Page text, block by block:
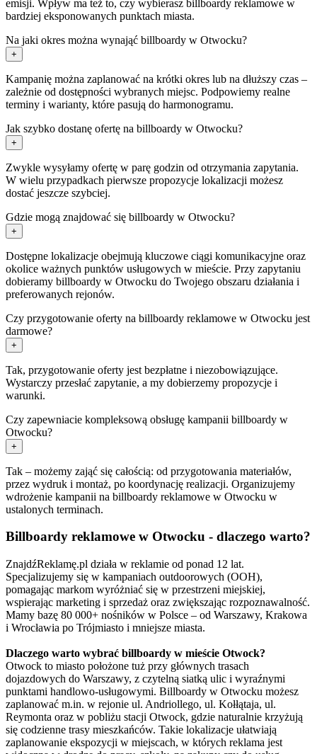
emisji. Wpływ ma też to, czy wybierasz billboardy reklamowe w
bardziej eksponowanych punktach miasta.
Na jaki okres można wynająć billboardy w Otwocku?
+
Kampanię można zaplanować na krótki okres lub na dłuższy czas –
zależnie od dostępności wybranych miejsc. Podpowiemy realne
terminy i warianty, które pasują do harmonogramu.
Jak szybko dostanę ofertę na billboardy w Otwocku?
+
Zwykle wysyłamy ofertę w parę godzin od otrzymania zapytania.
W wielu przypadkach pierwsze propozycje lokalizacji możesz
dostać jeszcze szybciej.
Gdzie mogą znajdować się billboardy w Otwocku?
+
Dostępne lokalizacje obejmują kluczowe ciągi komunikacyjne oraz
okolice ważnych punktów usługowych w mieście. Przy zapytaniu
dobieramy billboardy w Otwocku do Twojego obszaru działania i
preferowanych rejonów.
Czy przygotowanie oferty na billboardy reklamowe w Otwocku jest
darmowe?
+
Tak, przygotowanie oferty jest bezpłatne i niezobowiązujące.
Wystarczy przesłać zapytanie, a my dobierzemy propozycje i
warunki.
Czy zapewniacie kompleksową obsługę kampanii billboardy w
Otwocku?
+
Tak – możemy zająć się całością: od przygotowania materiałów,
przez wydruk i montaż, po koordynację realizacji. Organizujemy
wdrożenie kampanii na billboardy reklamowe w Otwocku w
ustalonych terminach.
Billboardy reklamowe w Otwocku - dlaczego warto?
ZnajdźReklamę.pl działa w reklamie od ponad 12 lat.
Specjalizujemy się w kampaniach outdoorowych (OOH),
pomagając markom wyróżniać się w przestrzeni miejskiej,
wspierając marketing i sprzedaż oraz zwiększając rozpoznawalność.
Mamy bazę 80 000+ nośników w Polsce – od Warszawy, Krakowa
i Wrocławia po Trójmiasto i mniejsze miasta.
Dlaczego warto wybrać billboardy w mieście Otwock?
Otwock to miasto położone tuż przy głównych trasach
dojazdowych do Warszawy, z czytelną siatką ulic i wyraźnymi
punktami handlowo-usługowymi. Billboardy w Otwocku możesz
zaplanować m.in. w rejonie ul. Andriollego, ul. Kołłątaja, ul.
Reymonta oraz w pobliżu stacji Otwock, gdzie naturalnie krzyżują
się codzienne trasy mieszkańców. Takie lokalizacje ułatwiają
zaplanowanie ekspozycji w miejscach, w których reklama jest